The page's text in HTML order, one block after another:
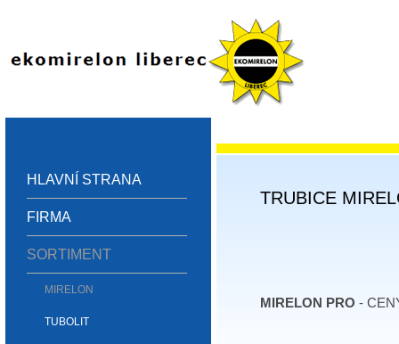
HLAVNÍ STRANA
FIRMA
SORTIMENT
MIRELON
TUBOLIT
TRUBICE
MIRELON PRO -